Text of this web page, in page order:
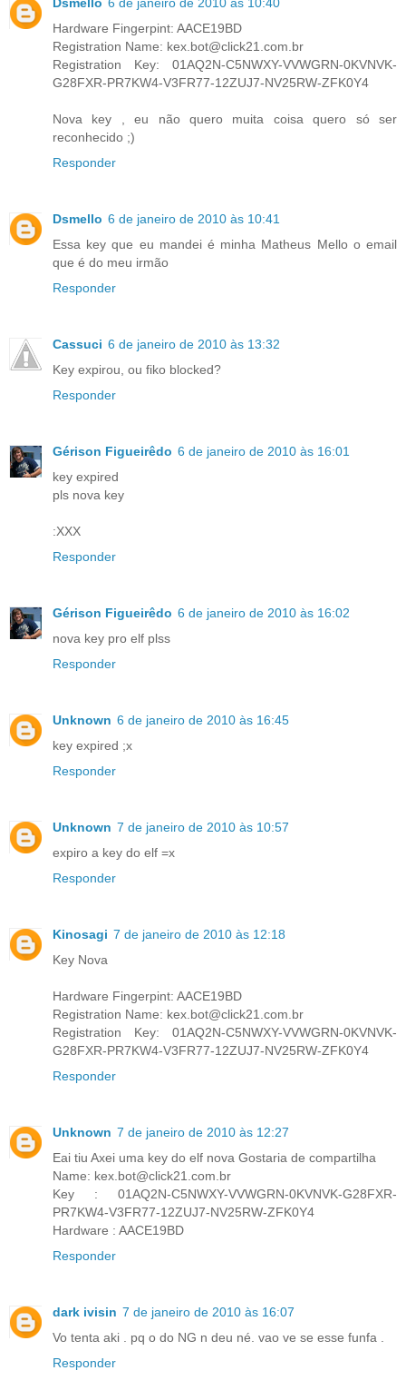
Hardware Fingerpint: AACE19BD
Registration Name: kex.bot@click21.com.br
Registration Key: 01AQ2N-C5NWXY-VVWGRN-0KVNVK-
G28FXR-PR7KW4-V3FR77-12ZUJ7-NV25RW-ZFK0Y4
Nova key , eu não quero muita coisa quero só ser
reconhecido ;)
Responder
Dsmello 6 de janeiro de 2010 às 10:41
Essa key que eu mandei é minha Matheus Mello o email
que é do meu irmão
Responder
Cassuci 6 de janeiro de 2010 às 13:32
Key expirou, ou fiko blocked?
Responder
Gérison Figueirêdo 6 de janeiro de 2010 às 16:01
key expired
pls nova key
:XXX
Responder
Gérison Figueirêdo 6 de janeiro de 2010 às 16:02
nova key pro elf plss
Responder
Unknown 6 de janeiro de 2010 às 16:45
key expired ;x
Responder
Unknown 7 de janeiro de 2010 às 10:57
expiro a key do elf =x
Responder
Kinosagi 7 de janeiro de 2010 às 12:18
Key Nova
Hardware Fingerpint: AACE19BD
Registration Name: kex.bot@click21.com.br
Registration Key: 01AQ2N-C5NWXY-VVWGRN-0KVNVK-
G28FXR-PR7KW4-V3FR77-12ZUJ7-NV25RW-ZFK0Y4
Responder
Unknown 7 de janeiro de 2010 às 12:27
Eai tiu Axei uma key do elf nova Gostaria de compartilha
Name: kex.bot@click21.com.br
Key : 01AQ2N-C5NWXY-VVWGRN-0KVNVK-G28FXR-
PR7KW4-V3FR77-12ZUJ7-NV25RW-ZFK0Y4
Hardware : AACE19BD
Responder
dark ivisin 7 de janeiro de 2010 às 16:07
Vo tenta aki . pq o do NG n deu né. vao ve se esse funfa .
Responder